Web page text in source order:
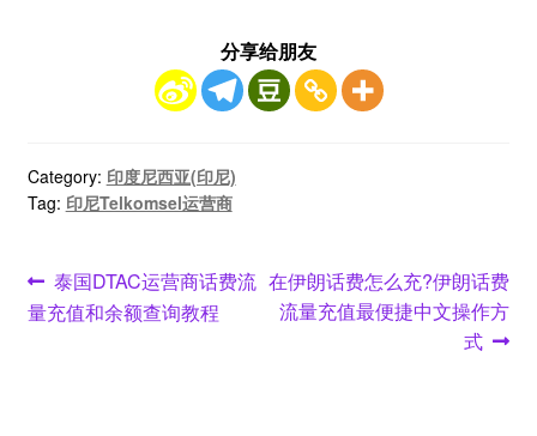
分享给朋友
Category: 印度尼西亚(印尼)
Tag: 印尼Telkomsel运营商
文
章
Previous
post:
泰国DTAC运营商话费流
量充值和余额查询教程
Next
post:
在伊朗话费怎么充?伊朗话费
流量充值最便捷中文操作方
式